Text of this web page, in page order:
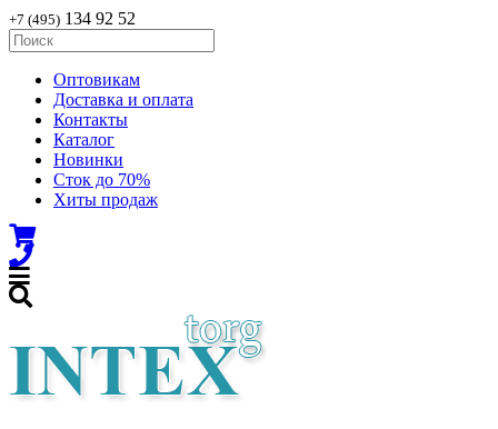
+7 (495) 134 92 52
Оптовикам
Доставка и оплата
Контакты
Каталог
Новинки
Сток до 70%
Хиты продаж